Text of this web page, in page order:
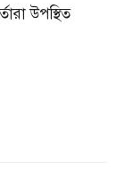
উপস্থিত